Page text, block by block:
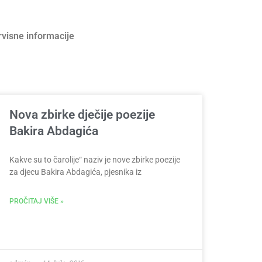
informacije
Nova zbirke dječije poezije
Bakira Abdagića
Kakve su to čarolije“ naziv je nove zbirke poezije
za djecu Bakira Abdagića, pjesnika iz
PROČITAJ VIŠE »